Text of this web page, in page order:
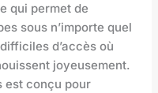
qui permet de
sous n’importe quel
d’accès où
joyeusement.
est conçu pour